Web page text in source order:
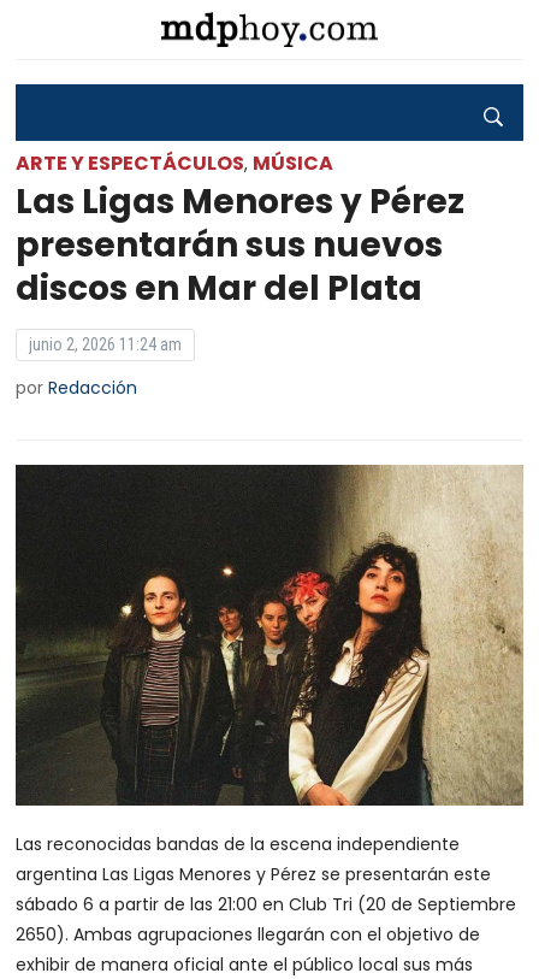
ARTE Y ESPECTÁCULOS, MÚSICA
Las Ligas Menores y Pérez
presentarán sus nuevos
discos en Mar del Plata
junio 2, 2026 11:24 am
porRedacción
Las reconocidas bandas de la escena independiente
argentina Las Ligas Menores y Pérez se presentarán este
sábado 6 a partir de las 21:00 en Club Tri (20 de Septiembre
2650). Ambas agrupaciones llegarán con el objetivo de
exhibir de manera oficial ante el público local sus más